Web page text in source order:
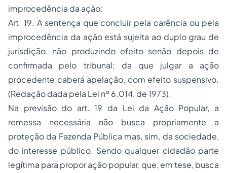
improcedência da ação:
Art. 19. A sentença que concluir pela carência ou pela
improcedência da ação está sujeita ao duplo grau de
jurisdição, não produzindo efeito senão depois de
confirmada pelo tribunal; da que julgar a ação
procedente caberá apelação, com efeito suspensivo.
(Redação dada pela Lei nº 6.014, de 1973).
Na previsão do art. 19 da Lei da Ação Popular, a
remessa necessária não busca propriamente a
proteção da Fazenda Pública mas, sim, da sociedade,
do interesse público. Sendo qualquer cidadão parte
legítima para propor ação popular, que, em tese, busca